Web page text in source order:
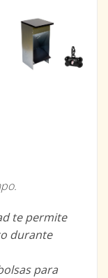
te permite
durante
para